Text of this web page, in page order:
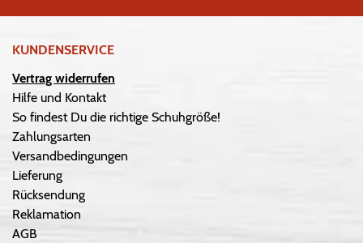
KUNDENSERVICE
Vertrag widerrufen
Hilfe und Kontakt
So findest Du die richtige Schuhgröße!
Zahlungsarten
Versandbedingungen
Lieferung
Rücksendung
Reklamation
AGB